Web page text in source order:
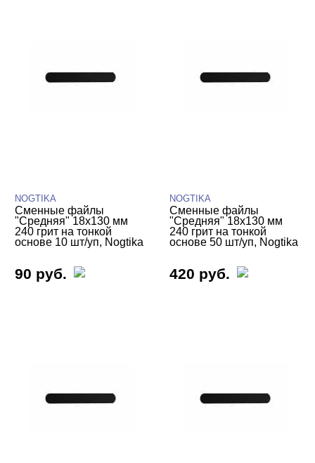
NOGTIKA
Сменные файлы
"Средняя" 18х130 мм
240 грит на тонкой
основе 10 шт/уп, Nogtika
90 руб.
NOGTIKA
Сменные файлы
"Средняя" 18х130 мм
240 грит на тонкой
основе 50 шт/уп, Nogtika
420 руб.